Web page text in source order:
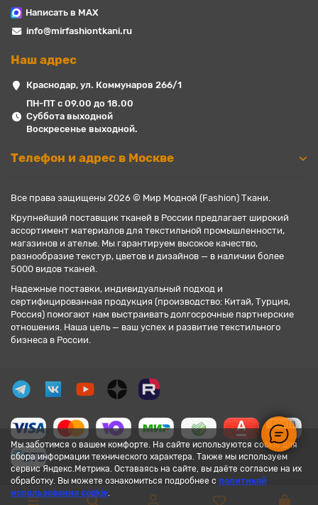
Мы заботимся о вашем комфорте. На сайте используются cookie для
сбора информации технического характера. Также мы используем
сервис Яндекс.Метрика. Оставаясь на сайте, вы даёте согласие на их
обработку. Вы можете ознакомиться подробнее с политикой
использования cookie.
Написать в MAX
info@mirfashiontkani.ru
Наш адрес
Краснодар, ул. Коммунаров 266/1
ПН-ПТ с 09.00 до 18.00
Суббота выходной
Воскресенье выходной.
Телефон и адрес в Москве
Все права защищены 2026 © Мир Модной (Fashion) Ткани.
Крупнейший поставщик тканей в России предлагает широкий
ассортимент материалов для текстильной промышленности,
магазинов и ателье. Мы гарантируем высокое качество,
разнообразие текстур, цветов и дизайнов — в наличии более
5000 видов тканей.
Надежные поставки, индивидуальный подход и
сертифицированная продукция (производство: Китай, Турция,
Россия) помогают нам выстраивать долгосрочные партнерские
отношения. Наша цель — ваш успех и развитие текстильного
бизнеса в России.